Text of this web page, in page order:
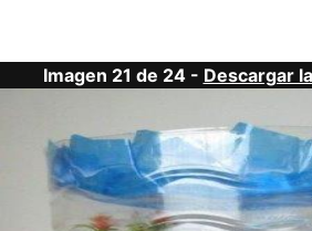
Imagen 21 de 24 - Descargar